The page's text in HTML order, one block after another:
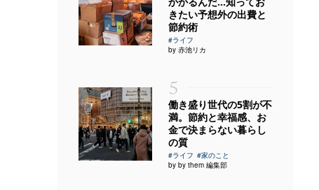
きたい予想外の出費と
節約術
#ライフ
by 赤池リカ
5
働き盛り世代の5割が不
満。節約と幸福感、お
金で決まらない暮らし
の質
#ライフ #家のこと
by by them 編集部